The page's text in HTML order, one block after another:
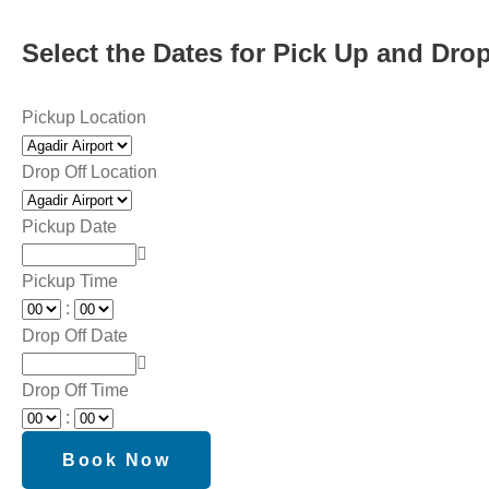
Select the Dates for Pick Up and
Pickup Location
Drop Off Location
Pickup Date
Pickup Time
:
Drop Off Date
Drop Off Time
: